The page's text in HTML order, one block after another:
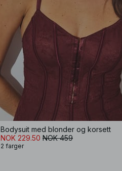
Bodysuit med blonder og korsett
NOK 229.50 NOK 459
2 farger